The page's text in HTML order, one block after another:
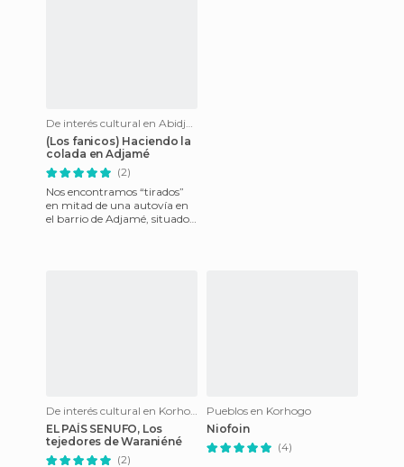
De interés cultural en Abidjan
(Los fanicos) Haciendo la
colada en Adjamé
(2)
Nos encontramos “tirados”
en mitad de una autovía en
el barrio de Adjamé, situado
De interés cultural en Korhogo
EL PAÍS SENUFO, Los
tejedores de Waraniéné
(2)
Pueblos en Korhogo
Niofoin
(4)